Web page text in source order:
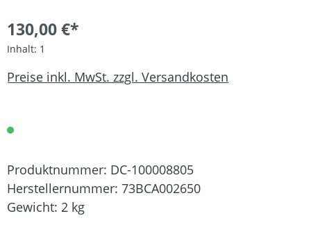
130,00 €*
Inhalt: 1
Preise inkl. MwSt. zzgl. Versandkosten
Produktnummer: DC-100008805
Herstellernummer: 73BCA002650
Gewicht: 2 kg